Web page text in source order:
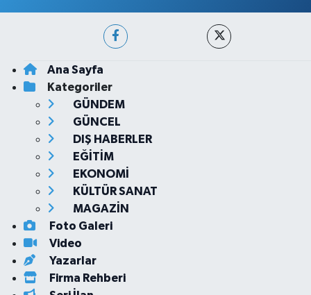
Ana Sayfa
Kategoriler
GÜNDEM
GÜNCEL
DIŞ HABERLER
EĞİTİM
EKONOMİ
KÜLTÜR SANAT
MAGAZİN
Foto Galeri
Video
Yazarlar
Firma Rehberi